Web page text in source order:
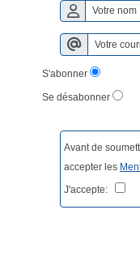
S'abonner
Se désabonner
Avant de
accepter les
J'accepte: